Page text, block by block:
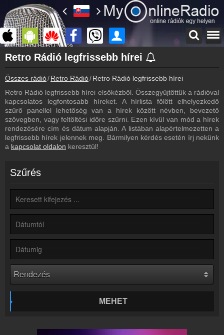
Főoldal
myonlineradio.hu
Retro Rádió
Vissza a Retro Rádió oldalára
Bejelentkezés
Hozz létre saját fiókot!
Most szól
Tudd meg mi szólt eddig
Frekvenciák
Műsorújság
Webkamera
Kapcsolat
Írj nekünk!
Rádió beágyazás
Retro Rádió legfrissebb hírei
Összes rádió Retro Rádió Retro Rádió legfrissebb hírei
Retro Rádió legfrissebb hírei elsőkézből. Összegyűjtöttük a rádióval
kapcsolatos legfontosabb híreket. A hírlista fölött elhelyezkedő
szűrő panellel lehetőség van a hírek között névben, bevezető
szövegben, vagy feltöltési időre szűrni. Ezen kívül van mód a hírek
rendezésére cím és dátum alapján. A listában alapértelmezetten a
legfrissebb hírek jelennek meg. Bármilyen kérdés esetén írj nekünk
a kapcsolat oldalon keresztül!
Szűrés
MEHET